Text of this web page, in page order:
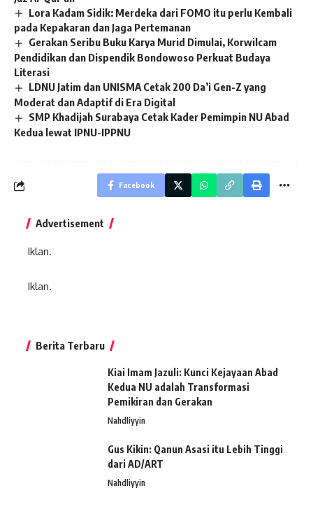
Lora Kadam Sidik: Merdeka dari FOMO itu perlu Kembali
pada Kepakaran dan Jaga Pertemanan
Gerakan Seribu Buku Karya Murid Dimulai, Korwilcam
Pendidikan dan Dispendik Bondowoso Perkuat Budaya
Literasi
LDNU Jatim dan UNISMA Cetak 200 Da’i Gen-Z yang
Moderat dan Adaptif di Era Digital
SMP Khadijah Surabaya Cetak Kader Pemimpin NU Abad
Kedua lewat IPNU-IPPNU
Facebook
Advertisement
Iklan.
Iklan.
Berita Terbaru
Kiai Imam Jazuli: Kunci Kejayaan Abad
Kedua NU adalah Transformasi
Pemikiran dan Gerakan
Nahdliyyin
Gus Kikin: Qanun Asasi itu Lebih Tinggi
dari AD/ART
Nahdliyyin